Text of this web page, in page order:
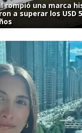
rompió una marca
a superar los USD